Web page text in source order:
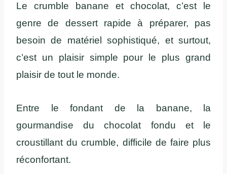
Le crumble banane et chocolat, c’est le
genre de dessert rapide à préparer, pas
besoin de matériel sophistiqué, et surtout,
c’est un plaisir simple pour le plus grand
plaisir de tout le monde.
Entre le fondant de la banane, la
gourmandise du chocolat fondu et le
croustillant du crumble, difficile de faire plus
réconfortant.